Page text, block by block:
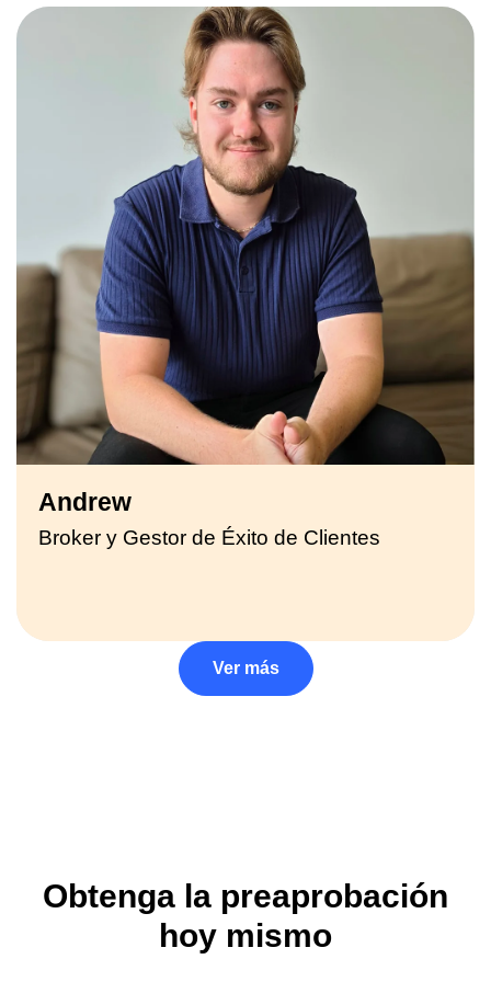
Andrew
Broker y Gestor de Éxito de Clientes
Ver más
Obtenga la preaprobación
hoy mismo